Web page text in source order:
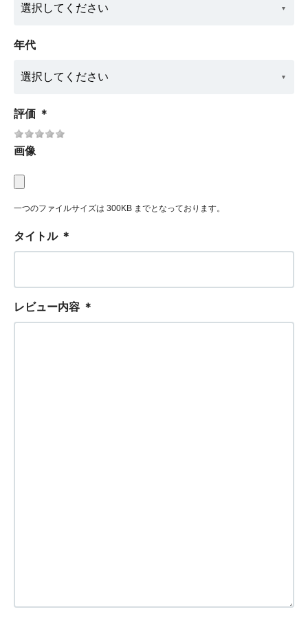
年代
評価 ＊
画像
一つのファイルサイズは 300KB までとなっております。
タイトル ＊
レビュー内容 ＊